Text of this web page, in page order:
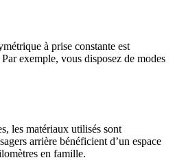
à prise constante est
exemple, vous disposez de modes
les matériaux utilisés sont
arrière bénéficient d’un espace
en famille.